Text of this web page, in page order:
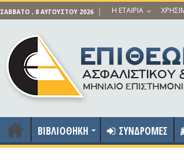
ΣΆΒΒΑΤΟ , 8 ΑΥΓΟΎΣΤΟΥ 2026 Η ΕΤΑΙΡΙΑ
ΒΙΒΛΙΟΘΗΚΗ ΣΥΝΔΡΟΜΕΣ